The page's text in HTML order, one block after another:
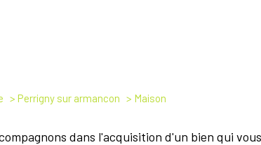
Perrigny sur armancon Maison
dans l'acquisition d'un bien qui